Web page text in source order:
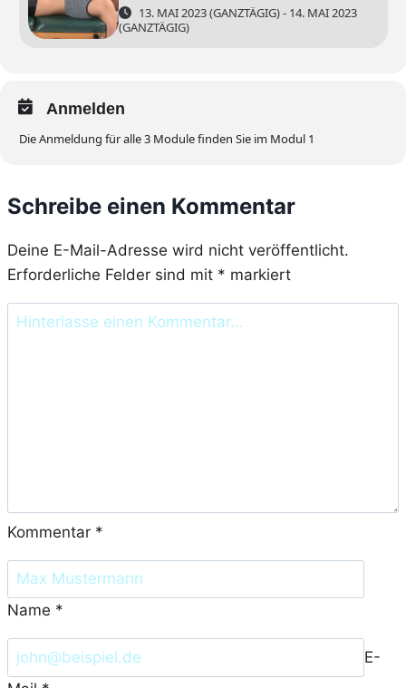
13. MAI 2023 (GANZTÄGIG) - 14. MAI 2023
(GANZTÄGIG)
Anmelden
Die Anmeldung für alle 3 Module finden Sie im Modul 1
Schreibe einen Kommentar
Deine E-Mail-Adresse wird nicht veröffentlicht.
Erforderliche Felder sind mit * markiert
Kommentar *
Name *
E-